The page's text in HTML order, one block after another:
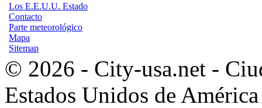
Los E.E.U.U. Estado
Contacto
Parte meteorológico
Mapa
Sitemap
© 2026 - City-usa.net -
Estados Unidos de América